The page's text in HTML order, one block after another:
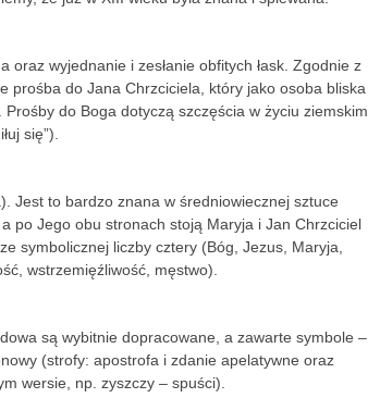
wyjednanie i zesłanie obfitych łask. Zgodnie z
prośba do Jana Chrzciciela, który jako osoba bliska
do Boga dotyczą szczęścia w życiu ziemskim
się”).
Jest to bardzo znana w średniowiecznej sztuce
po Jego obu stronach stoją Maryja i Jan Chrzciciel
symbolicznej liczby cztery (Bóg, Jezus, Maryja,
wstrzemięźliwość, męstwo).
są wybitnie dopracowane, ­a zawarte symbole –
(strofy: apostrofa i zdanie apelatywne oraz
wersie, np. zyszczy – spuści).